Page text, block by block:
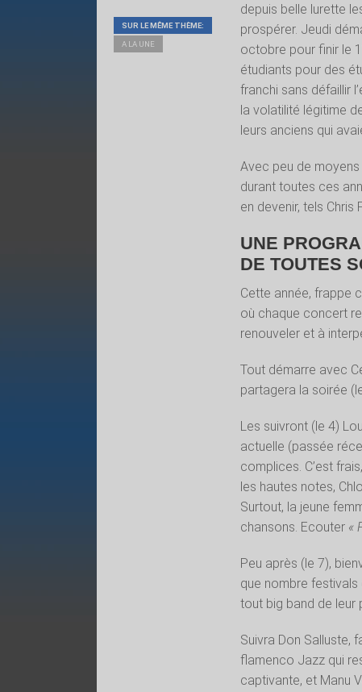
depuis belle lurette
prospérer. Jeudi
octobre pour finir le
étudiants pour des
franchi sans défaillir
la volatilité légitime
leurs anciens qui
Avec peu de
durant toutes ces
en devenir, tels Chris
UNE
DE TOUTES
Cette année, frappe
où chaque concert
renouveler et à
Tout démarre avec
partagera la soirée
Les suivront (le 4)
actuelle (passée
complices. C’est
les hautes notes,
Surtout, la jeune
chansons. Ecouter «
Peu après (le 7),
que nombre
tout big band de leur
Suivra Don Salluste,
flamenco Jazz qui
captivante, et Manu
SUR LE MÊME THÈME:
A LA UNE